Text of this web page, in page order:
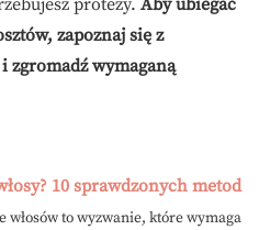
protezy. Aby ubiegać
zapoznaj się z
wymaganą
10 sprawdzonych metod
włosów to wyzwanie, które wymaga